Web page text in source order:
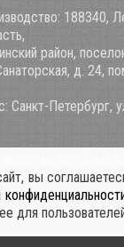
188340,
район,
д. 24,
Санкт-Петербург,
вы
для